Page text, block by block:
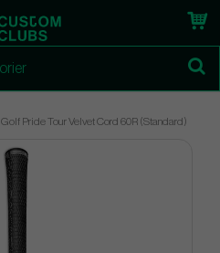
Golf Pride Tour Velvet Cord 60R (Standard)